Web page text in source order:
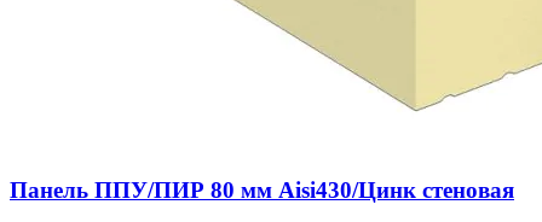
Панель ППУ/ПИР 80 мм Aisi430/Цинк стеновая